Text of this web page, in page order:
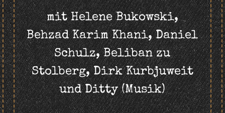
mit Helene Bukowski,
Behzad Karim Khani, Daniel
Schulz, Beliban zu
Stolberg, Dirk Kurbjuweit
und Ditty (Musik)